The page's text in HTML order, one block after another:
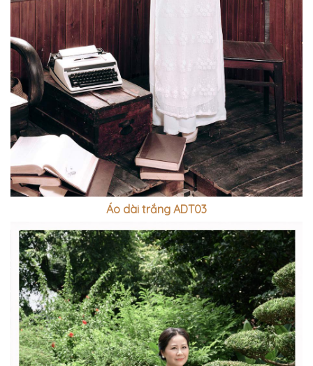
Áo dài trắng ADT03